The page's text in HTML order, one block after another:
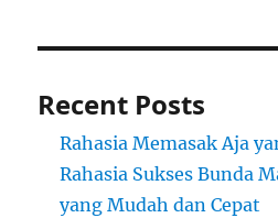
Recent Posts
Rahasia Memasak Aja
Rahasia Sukses Bunda
yang Mudah dan Cepat